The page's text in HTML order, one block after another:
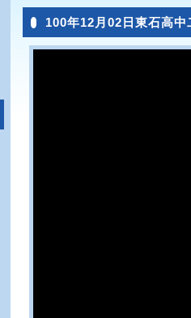
100年12月02日東石高中